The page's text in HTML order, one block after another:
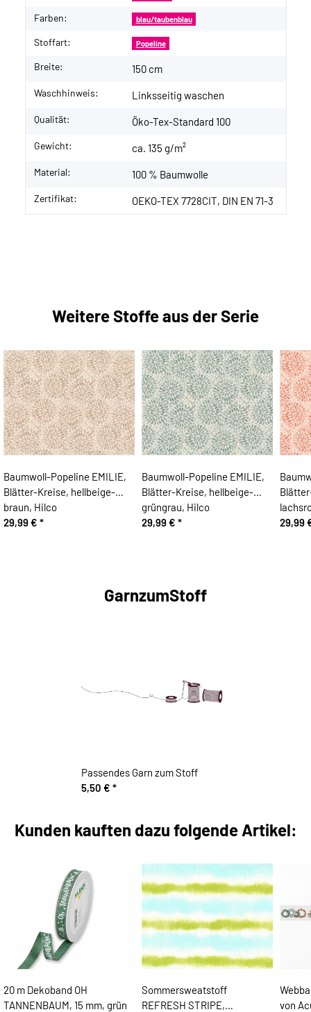
Farben: blau/taubenblau
Stoffart: Popeline
Breite: 150 cm
Waschhinweis: Linksseitig waschen
Qualität: Öko-Tex-Standard 100
Gewicht: ca. 135 g/m²
Material: 100 % Baumwolle
Zertifikat: OEKO-TEX 7728CIT, DIN EN 71-3
Weitere Stoffe aus der Serie
Baumwoll-Popeline EMILIE,
Blätter-Kreise, hellbeige-
braun, Hilco
29,99 € *
Baumwoll-Popeline EMILIE,
Blätter-Kreise, hellbeige-
grüngrau, Hilco
29,99 € *
29,99
GarnzumStoff
Passendes Garn zum Stoff
5,50 € *
Kunden kauften dazu folgende Artikel:
20 m Dekoband OH
TANNENBAUM, 15 mm, grün
Sommersweatstoff
REFRESH STRIPE,
von